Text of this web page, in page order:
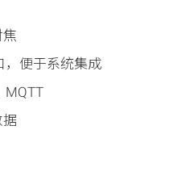
，便于系统集成
MQTT